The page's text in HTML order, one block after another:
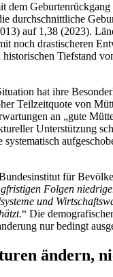
dem
durchschnittliche
auf 1,38 (2023).
noch drastischeren
historischen Tiefstand
hat ihre
Teilzeitquote von
an „gute
Unterstützung
für
Folgen
und
“ Die
nur bedingt
ändern,